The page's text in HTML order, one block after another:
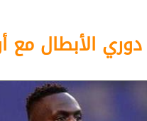
الأبطال مع